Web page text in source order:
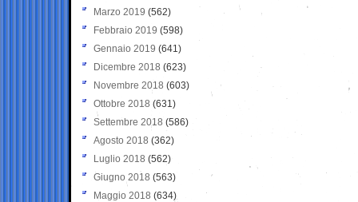
Marzo 2019 (562)
Febbraio 2019 (598)
Gennaio 2019 (641)
Dicembre 2018 (623)
Novembre 2018 (603)
Ottobre 2018 (631)
Settembre 2018 (586)
Agosto 2018 (362)
Luglio 2018 (562)
Giugno 2018 (563)
Maggio 2018 (634)